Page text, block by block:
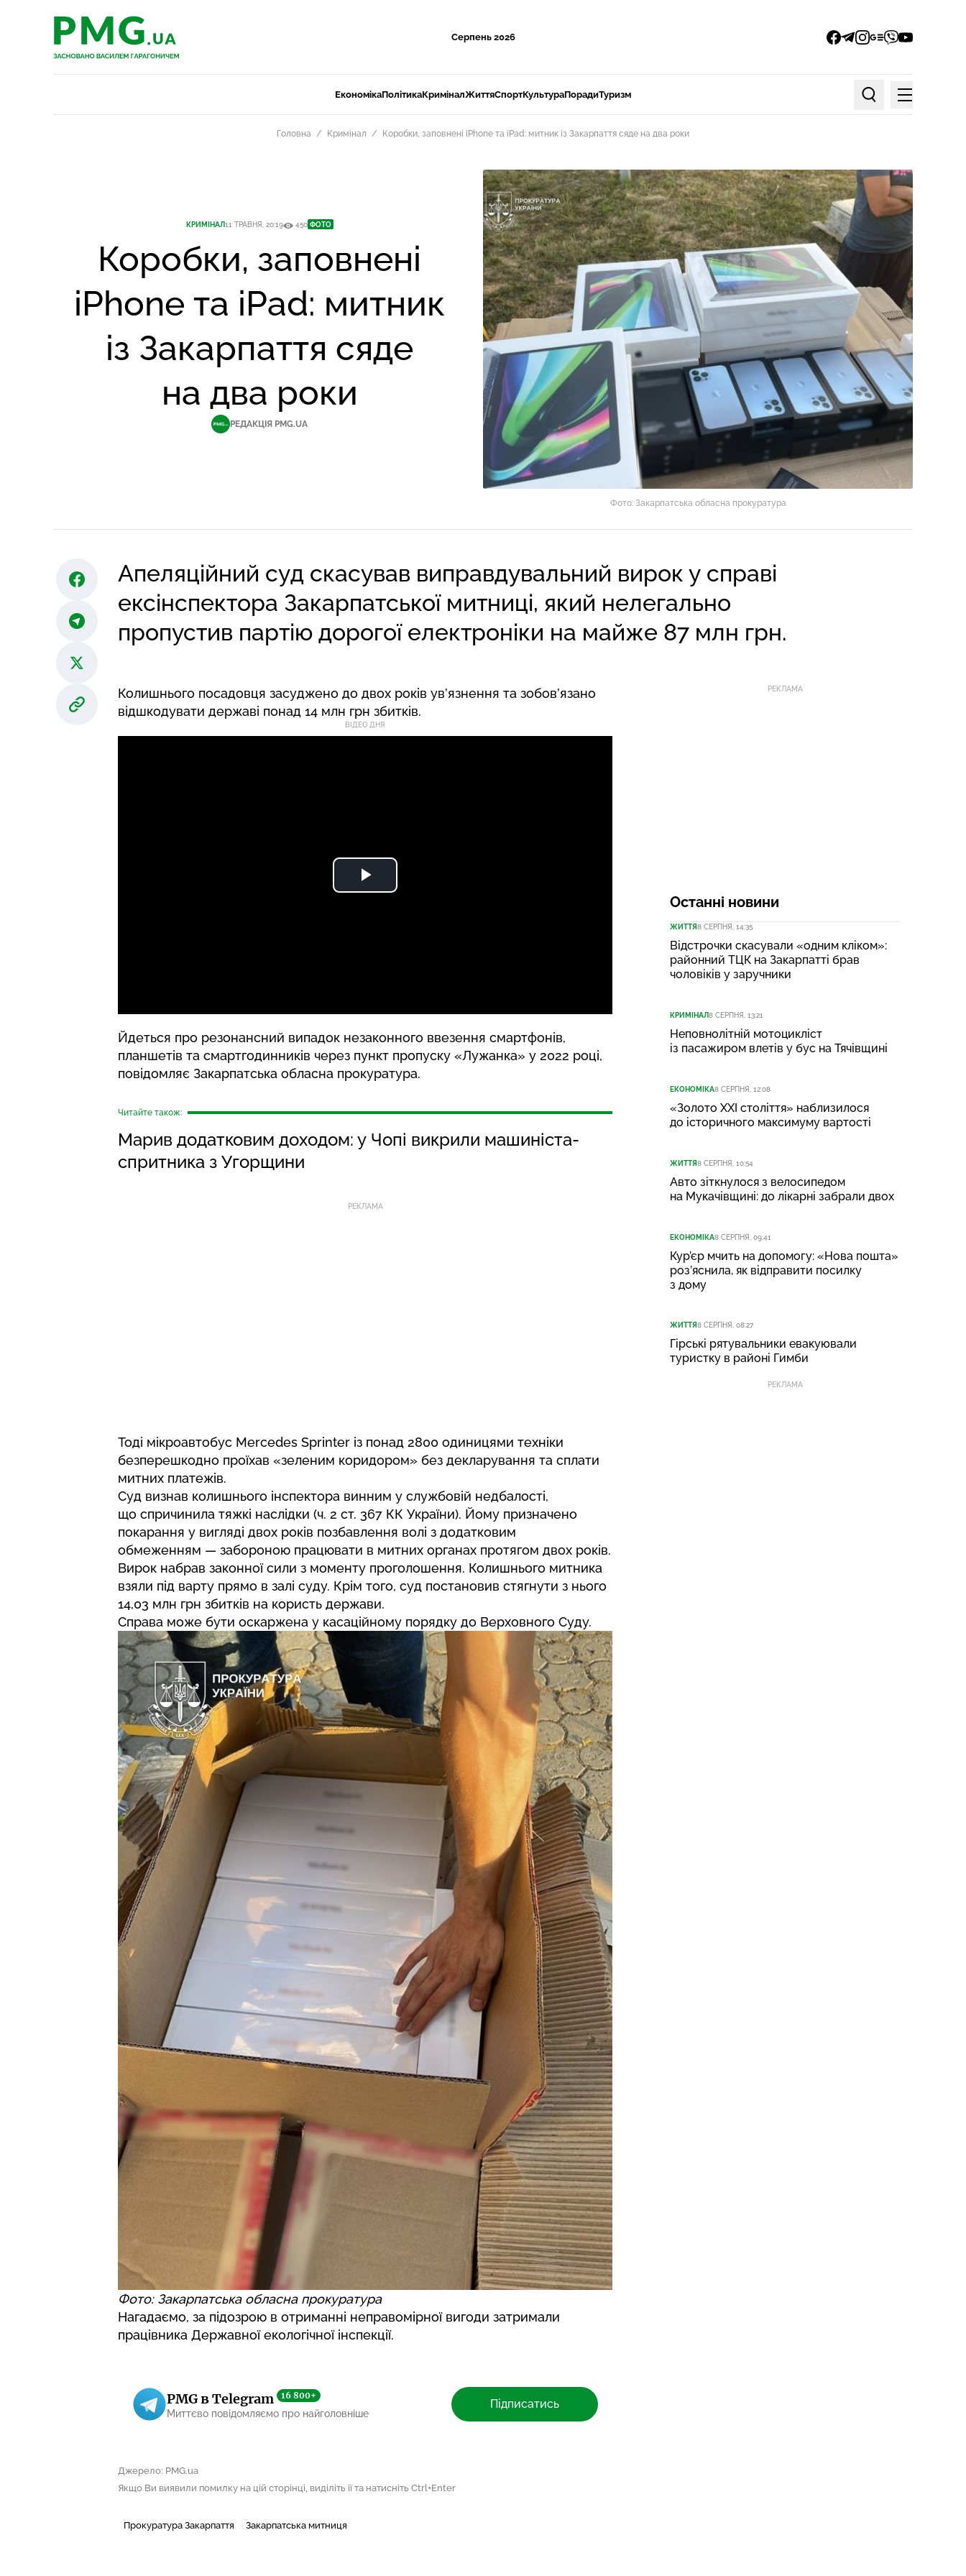
PMG.ua
Серпень 2026
facebook
telegram
instagram
google_news
viberyoutube
PMG.ua
ЕкономікаПолітикаКриміналЖиттяСпортКультураПорадиТуризм
Пошук по статтях
Меню
Головна Кримінал Коробки, заповнені iPhone та iPad: митник із Закарпаття сяде на два роки
КРИМІНАЛ11 ТРАВНЯ, 20:19 450 ФОТО
Коробки, заповнені
iPhone та iPad: митник
із Закарпаття сяде
на два роки
РЕДАКЦІЯ PMG.UA
Фото: Закарпатська обласна прокуратура
Апеляційний суд скасував виправдувальний вирок у справі
ексінспектора Закарпатської митниці, який нелегально
пропустив партію дорогої електроніки на майже 87 млн грн.
Колишнього посадовця засуджено до двох років ув’язнення та зобов’язано
відшкодувати державі понад 14 млн грн збитків.
ВІДЕО ДНЯ
Йдеться про резонансний випадок незаконного ввезення смартфонів,
планшетів та смартгодинників через пункт пропуску «Лужанка» у 2022 році,
повідомляє Закарпатська обласна прокуратура.
Читайте також:
Марив додатковим доходом: у Чопі викрили машиніста-
спритника з Угорщини
РЕКЛАМА
Тоді мікроавтобус Mercedes Sprinter із понад 2800 одиницями техніки
безперешкодно проїхав «зеленим коридором» без декларування та сплати
митних платежів.
Суд визнав колишнього інспектора винним у службовій недбалості,
що спричинила тяжкі наслідки (ч. 2 ст. 367 КК України). Йому призначено
покарання у вигляді двох років позбавлення волі з додатковим
обмеженням — забороною працювати в митних органах протягом двох років.
Вирок набрав законної сили з моменту проголошення. Колишнього митника
взяли під варту прямо в залі суду. Крім того, суд постановив стягнути з нього
14,03 млн грн збитків на користь держави.
Справа може бути оскаржена у касаційному порядку до Верховного Суду.
Фото: Закарпатська обласна прокуратура
Нагадаємо, за підозрою в отриманні неправомірної вигоди затримали
працівника Державної екологічної інспекції.
PMG в Telegram 16 800+
Миттєво повідомляємо про найголовніше
Підписатись
Джерело: PMG.ua
Якщо Ви виявили помилку на цій сторінці, виділіть її та натисніть Ctrl+Enter
Прокуратура Закарпаття Закарпатська митниця
РЕКЛАМА
Останні новини
ЖИТТЯ8 СЕРПНЯ, 14:35
Відстрочки скасували «одним кліком»:
районний ТЦК на Закарпатті брав
чоловіків у заручники
КРИМІНАЛ8 СЕРПНЯ, 13:21
Неповнолітній мотоцикліст
із пасажиром влетів у бус на Тячівщині
ЕКОНОМІКА8 СЕРПНЯ, 12:08
«Золото XXI століття» наблизилося
до історичного максимуму вартості
ЖИТТЯ8 СЕРПНЯ, 10:54
Авто зіткнулося з велосипедом
на Мукачівщині: до лікарні забрали двох
ЕКОНОМІКА8 СЕРПНЯ, 09:41
Кур’єр мчить на допомогу: «Нова пошта»
роз’яснила, як відправити посилку
з дому
ЖИТТЯ8 СЕРПНЯ, 08:27
Гірські рятувальники евакуювали
туристку в районі Гимби
РЕКЛАМА